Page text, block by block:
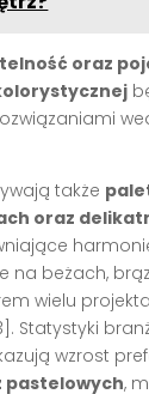
oraz
także
oraz
na beżach,
wielu
Statystyki
wzrost
pastelowych,